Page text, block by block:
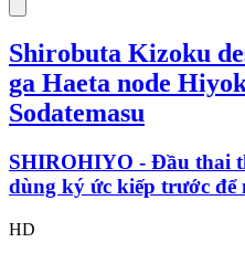
Shirobuta Kizoku
ga Haeta node
Sodatemasu
SHIROHIYO - Đầu thai
dùng ký ức kiếp trước để
HD